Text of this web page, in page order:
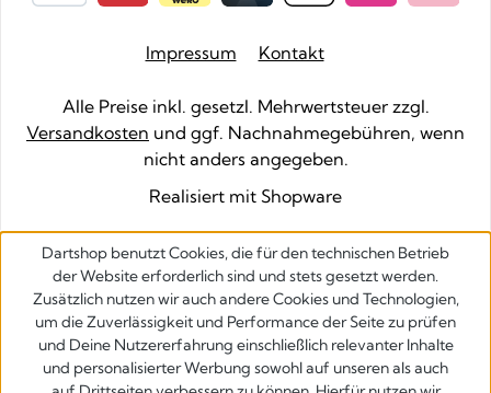
Impressum Kontakt
Alle Preise inkl. gesetzl. Mehrwertsteuer zzgl.
Versandkosten und ggf. Nachnahmegebühren, wenn
nicht anders angegeben.
Realisiert mit Shopware
Dartshop benutzt Cookies, die für den technischen Betrieb
der Website erforderlich sind und stets gesetzt werden.
Zusätzlich nutzen wir auch andere Cookies und Technologien,
um die Zuverlässigkeit und Performance der Seite zu prüfen
und Deine Nutzererfahrung einschließlich relevanter Inhalte
und personalisierter Werbung sowohl auf unseren als auch